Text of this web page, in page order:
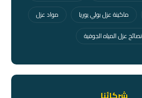
ماكينة عزل بولي يوريا
مواد عزل
نصائح عزل المياه الجوفية